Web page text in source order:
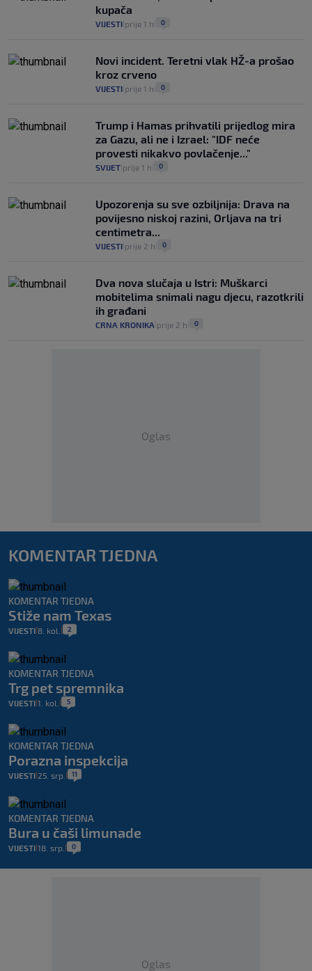
kupača
VIJESTI prije 1 h 0
Novi incident. Teretni vlak HŽ-a prošao
kroz crveno
VIJESTI prije 1 h 0
Trump i Hamas prihvatili prijedlog mira
za Gazu, ali ne i Izrael: "IDF neće
provesti nikakvo povlačenje..."
SVIJET prije 1 h 0
Upozorenja su sve ozbiljnija: Drava na
povijesno niskoj razini, Orljava na tri
centimetra...
VIJESTI prije 2 h 0
Dva nova slučaja u Istri: Muškarci
mobitelima snimali nagu djecu, razotkrili
ih građani
CRNA KRONIKA prije 2 h 0
Oglas
KOMENTAR TJEDNA
KOMENTAR TJEDNA
Stiže nam Texas
VIJESTI 8. kol. 2
KOMENTAR TJEDNA
Trg pet spremnika
VIJESTI 1. kol. 5
KOMENTAR TJEDNA
Porazna inspekcija
VIJESTI 25. srp. 11
KOMENTAR TJEDNA
Bura u čaši limunade
VIJESTI 18. srp. 0
Oglas